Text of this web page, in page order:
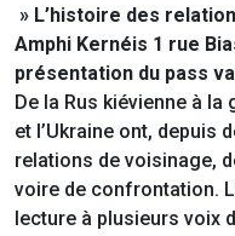
» L’histoire des
Amphi Kernéis 1 rue
présentation du pass
De la Rus kiévienne à
et l’Ukraine ont, depuis
relations de voisinage,
voire de confrontation.
lecture à plusieurs voix